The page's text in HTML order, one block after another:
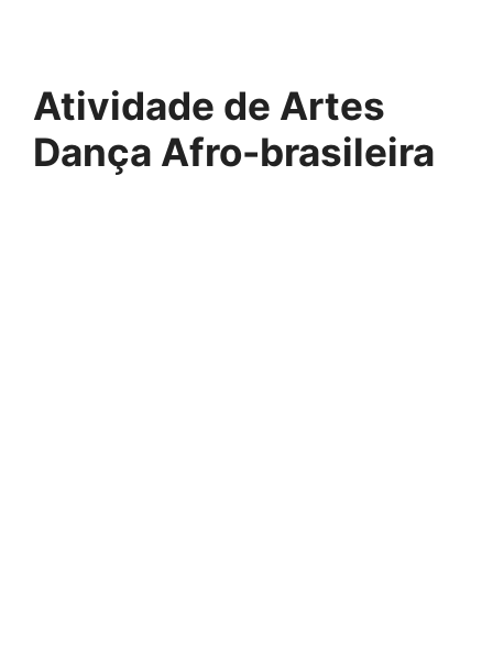
Atividade de Artes
Dança Afro-brasileira